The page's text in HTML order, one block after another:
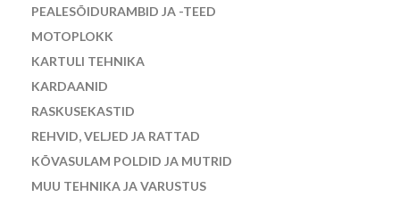
PEALESÕIDURAMBID JA -TEED
MOTOPLOKK
KARTULI TEHNIKA
KARDAANID
RASKUSEKASTID
REHVID, VELJED JA RATTAD
KÕVASULAM POLDID JA MUTRID
MUU TEHNIKA JA VARUSTUS